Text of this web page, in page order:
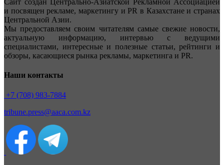
Сайт создан Центрально-Азиатской Рекламной Ассоциацией
и посвящен рекламе, маркетингу и PR в Казахстане и странах
Центральной Азии.
Мы предоставляем своим читателям самые свежие новости,
актуальную информацию, интервью с ведущими
специалистами, интересные и полезные статьи, рейтинги и
обзоры, касающиеся рынка рекламы, маркетинга и PR.
Наши контакты
+7 (708) 983-7884
tribune.press@aaca.com.kz